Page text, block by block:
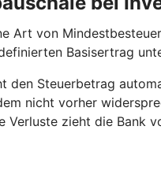
Art von
Basisertrag
den Steuerbetrag
nicht vorher
Verluste zieht die Bank